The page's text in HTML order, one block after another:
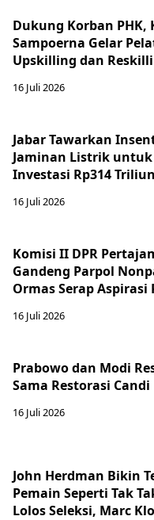
Dukung Korban PHK,
Sampoerna Gelar
Upskilling dan
16 Juli 2026
Jabar Tawarkan
Jaminan Listrik untuk
Investasi Rp314 Triliun
16 Juli 2026
Komisi II DPR
Gandeng Parpol
Ormas Serap Aspirasi
16 Juli 2026
Prabowo dan Modi
Sama Restorasi
16 Juli 2026
John Herdman Bikin
Pemain Seperti Tak
Lolos Seleksi, Marc